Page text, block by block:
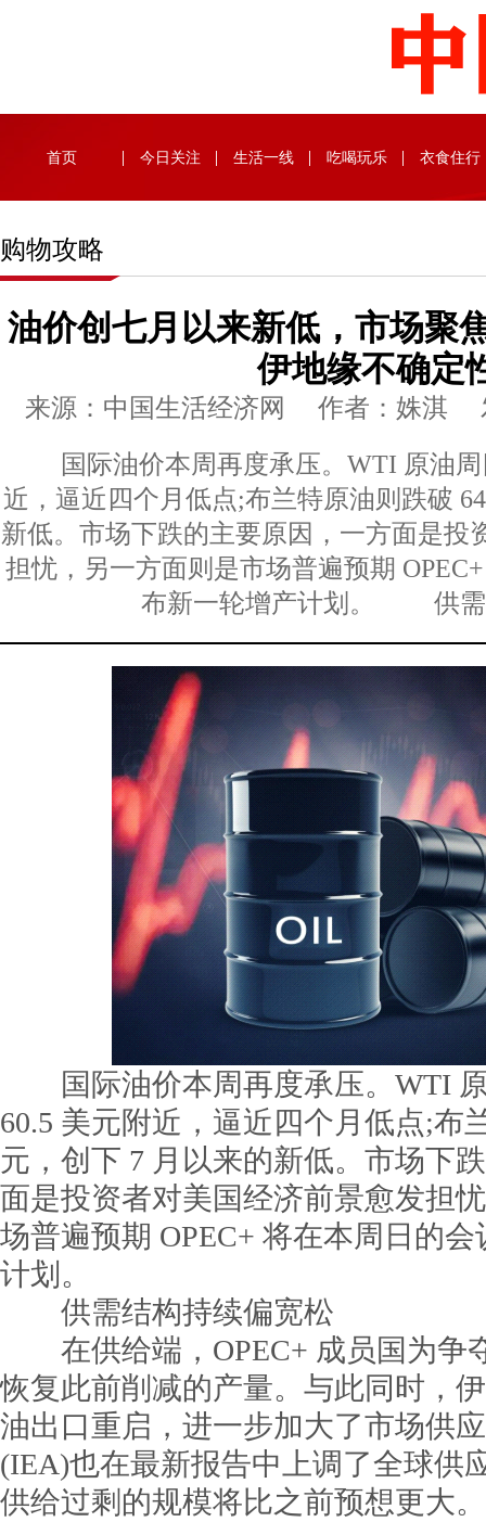
首页 今日关注 生活一线 吃喝玩乐 衣食住行
购物攻略
油价创七月以来新低，市场聚
伊地缘不确定
来源：中国生活经济网 作者：姝淇
国际油价本周再度承压。WTI 原油周
近，逼近四个月低点;布兰特原油则跌破
新低。市场下跌的主要原因，一方面是投
担忧，另一方面则是市场普遍预期
布新一轮增产计划。 供需
国际油价本周再度承压。WTI
60.5 美元附近，逼近四个月低点;布
元，创下 7 月以来的新低。市场下
面是投资者对美国经济前景愈发担
场普遍预期 OPEC+ 将在本周日的
计划。
供需结构持续偏宽松
在供给端，OPEC+ 成员国为争
恢复此前削减的产量。与此同时，
油出口重启，进一步加大了市场供
(IEA)也在最新报告中上调了全球供
供给过剩的规模将比之前预想更大